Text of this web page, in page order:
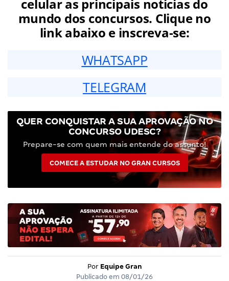
celular as principais notícias do
mundo dos concursos. Clique no
link abaixo e inscreva-se:
WHATSAPP
TELEGRAM
QUER CONQUISTAR A SUA APROVAÇÃO NO
CONCURSO UDESC?
Prepare-se com quem mais entende do assunto!
COMECE A ESTUDAR NO GRAN CURSOS
Por Equipe Gran
Publicado em 08/01/26